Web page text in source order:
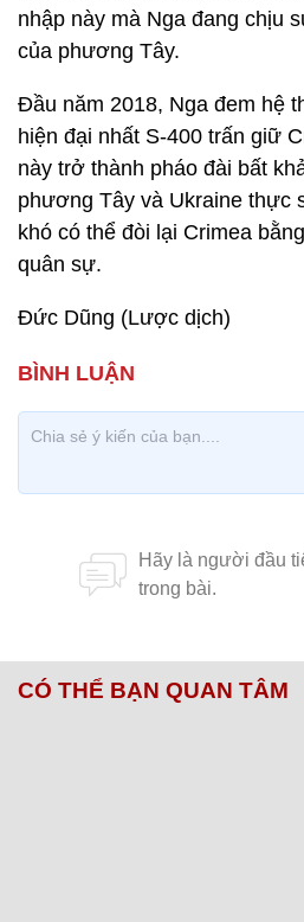
nhập này mà Nga đang chịu
của phương Tây.
Đầu năm 2018, Nga đem hệ
hiện đại nhất S-400 trấn giữ
này trở thành pháo đài bất
phương Tây và Ukraine thực
khó có thể đòi lại Crimea
quân sự.
Đức Dũng (Lược dịch)
CÓ THỂ BẠN QUAN TÂM